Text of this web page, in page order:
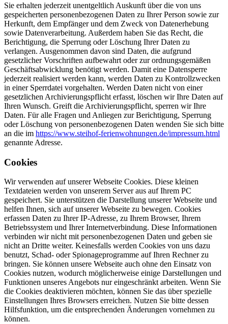
Sie erhalten jederzeit unentgeltlich Auskunft über die von uns
gespeicherten personenbezogenen Daten zu Ihrer Person sowie zur
Herkunft, dem Empfänger und dem Zweck von Datenerhebung
sowie Datenverarbeitung. Außerdem haben Sie das Recht, die
Berichtigung, die Sperrung oder Löschung Ihrer Daten zu
verlangen. Ausgenommen davon sind Daten, die aufgrund
gesetzlicher Vorschriften aufbewahrt oder zur ordnungsgemäßen
Geschäftsabwicklung benötigt werden. Damit eine Datensperre
jederzeit realisiert werden kann, werden Daten zu Kontrollzwecken
in einer Sperrdatei vorgehalten. Werden Daten nicht von einer
gesetzlichen Archivierungspflicht erfasst, löschen wir Ihre Daten auf
Ihren Wunsch. Greift die Archivierungspflicht, sperren wir Ihre
Daten. Für alle Fragen und Anliegen zur Berichtigung, Sperrung
oder Löschung von personenbezogenen Daten wenden Sie sich bitte
an die im https://www.steihof-ferienwohnungen.de/impressum.html
genannte Adresse.
Cookies
Wir verwenden auf unserer Webseite Cookies. Diese kleinen
Textdateien werden von unserem Server aus auf Ihrem PC
gespeichert. Sie unterstützen die Darstellung unserer Webseite und
helfen Ihnen, sich auf unserer Webseite zu bewegen. Cookies
erfassen Daten zu Ihrer IP-Adresse, zu Ihrem Browser, Ihrem
Betriebssystem und Ihrer Internetverbindung. Diese Informationen
verbinden wir nicht mit personenbezogenen Daten und geben sie
nicht an Dritte weiter. Keinesfalls werden Cookies von uns dazu
benutzt, Schad- oder Spionageprogramme auf Ihren Rechner zu
bringen. Sie können unsere Webseite auch ohne den Einsatz von
Cookies nutzen, wodurch möglicherweise einige Darstellungen und
Funktionen unseres Angebots nur eingeschränkt arbeiten. Wenn Sie
die Cookies deaktivieren möchten, können Sie das über spezielle
Einstellungen Ihres Browsers erreichen. Nutzen Sie bitte dessen
Hilfsfunktion, um die entsprechenden Änderungen vornehmen zu
können.